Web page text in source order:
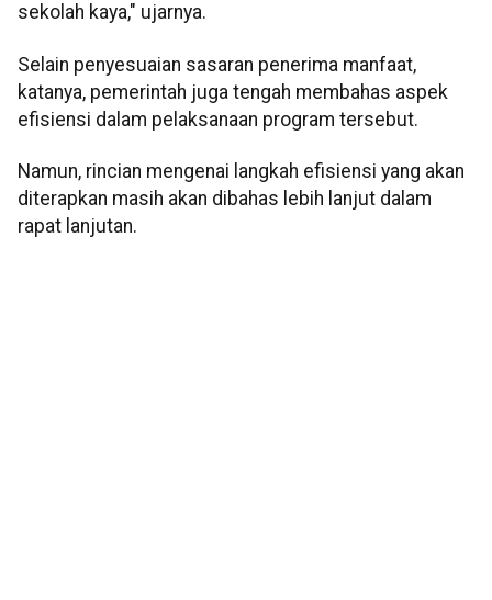
sekolah kaya," ujarnya.
Selain penyesuaian sasaran penerima manfaat,
katanya, pemerintah juga tengah membahas aspek
efisiensi dalam pelaksanaan program tersebut.
Namun, rincian mengenai langkah efisiensi yang akan
diterapkan masih akan dibahas lebih lanjut dalam
rapat lanjutan.